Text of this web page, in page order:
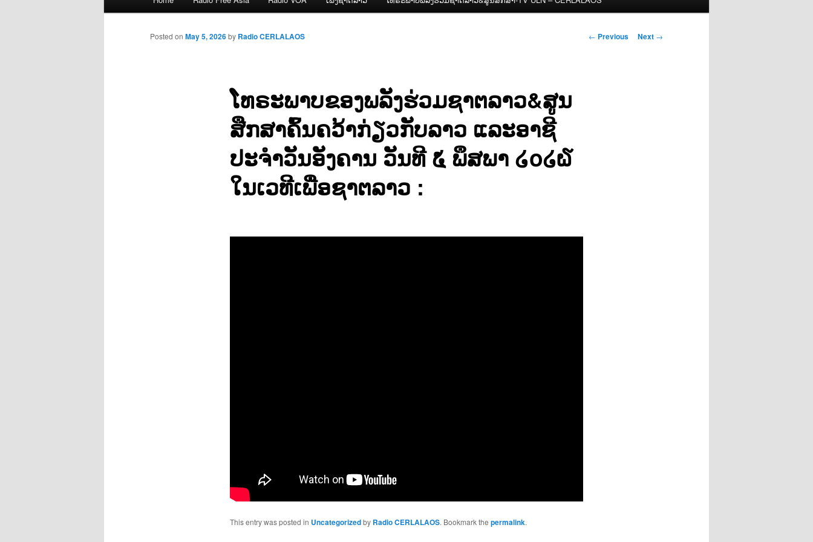
Post
← Previous Next →
ໂທຣະພາບຂອງພລັງຮ່ວມຊາຕລາວ&ສູນ
ສືກສາຄົ້ນຄວ້າກ່ຽວກັບລາວ ແລະອາຊີ
ປະຈຳວັນອັງຄານ ວັນທີ ໕ ພຶສພາ ໒໐໒໖
ໃນເວທີເພື່ອຊາຕລາວ :
Posted on May 5, 2026by Radio CERLALAOS
This entry was posted in Uncategorizedby Radio CERLALAOS. Bookmark the permalink.